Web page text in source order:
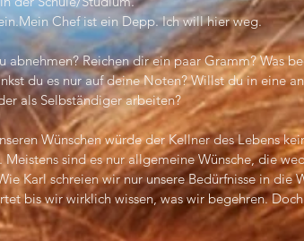
Chef ist ein Depp. Ich will hier weg.
abnehmen? Reichen dir ein paar Gramm? Was
du es nur auf deine Noten? Willst du in eine
als Selbständiger arbeiten?
Wünschen würde der Kellner des Lebens
Meistens sind es nur allgemeine Wünsche, die
Karl schreien wir nur unsere Bedürfnisse in die
bis wir wirklich wissen, was wir begehren.